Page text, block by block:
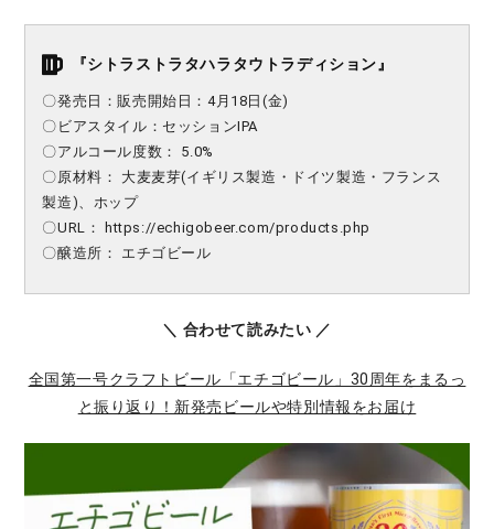
『シトラストラタハラタウトラディション 』
〇発売日： 販売開始日：4月18日(金)
〇ビアスタイル： セッションIPA
〇アルコール度数： 5.0%
〇原材料： 大麦麦芽(イギリス製造・ドイツ製造・フランス
製造)、ホップ
〇URL：
https://echigobeer.com/products.php
〇醸造所： エチゴビール
＼ 合わせて読みたい ／
全国第一号クラフトビール「エチゴビール」30周年をまるっ
と振り返り！新発売ビールや特別情報をお届け